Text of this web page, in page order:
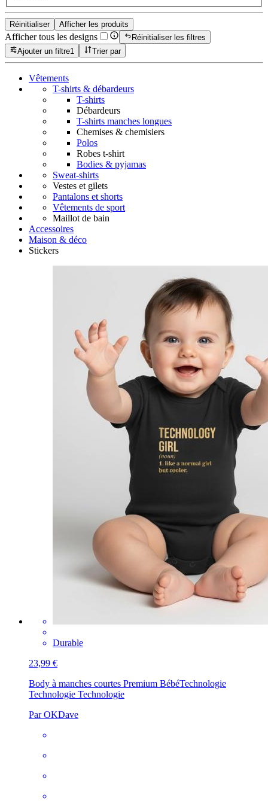
Réinitialiser Afficher les produits
Afficher tous les designs
Réinitialiser les filtres
Ajouter un filtre1 Trier par
Vêtements
T-shirts & débardeurs
T-shirts
Débardeurs
T-shirts manches longues
Chemises & chemisiers
Polos
Robes t-shirt
Bodies & pyjamas
Sweat-shirts
Vestes et gilets
Pantalons et shorts
Vêtements de sport
Maillot de bain
Accessoires
Maison & déco
Stickers
Durable
23,99 €
Body à manches courtes Premium BébéTechnologie
Technologie Technologie
Par OKDave